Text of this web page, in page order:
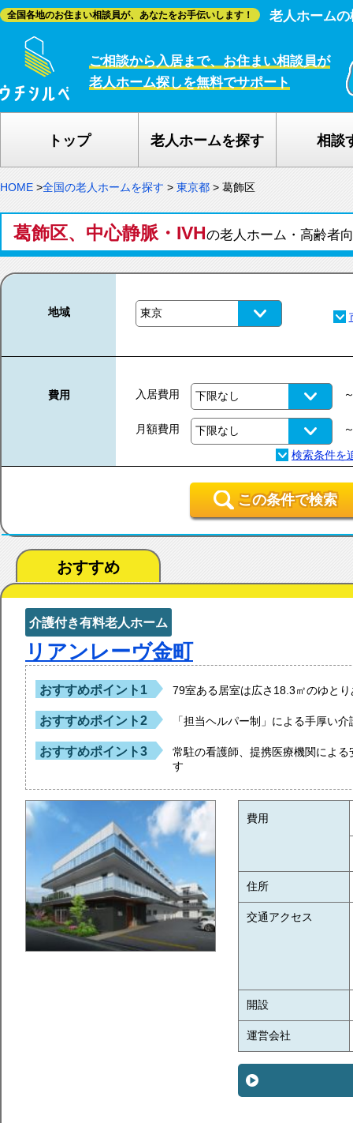
全国各地のお住まい相談員が、あなたをお手伝いします！ 老人ホーム
ご相談から入居まで、お住まい相談員が
老人ホーム探しを無料でサポート
トップ 老人ホームを探す 相談
HOME >全国の老人ホームを探す > 東京都 > 葛飾区
葛飾区、中心静脈・IVHの老人ホーム・高齢者
地域
費用 入居費用
月額費用
この条件で検索
おすすめ
介護付き有料老人ホーム
リアンレーヴ金町
おすすめポイント1 79室ある居室は広さ18.3㎡のゆと
おすすめポイント2 「担当ヘルパー制」による手厚い
おすすめポイント3
常駐の看護師、提携医療機関によ
す
費用
住所
交通アクセス
開設
運営会社